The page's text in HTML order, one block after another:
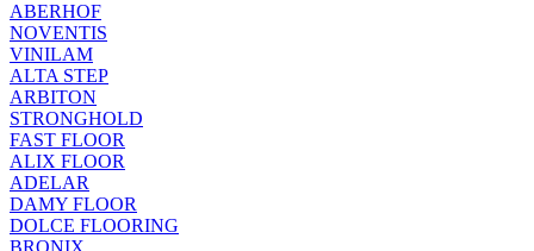
ABERHOF
NOVENTIS
VINILAM
ALTA STEP
ARBITON
STRONGHOLD
FAST FLOOR
ALIX FLOOR
ADELAR
DAMY FLOOR
DOLCE FLOORING
BRONIX